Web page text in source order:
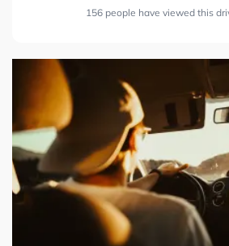
156 people have viewed this